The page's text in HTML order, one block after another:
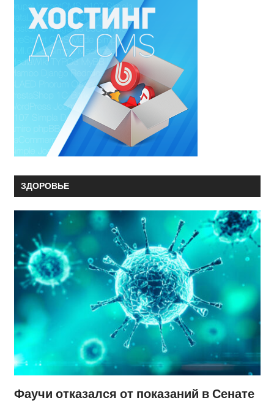
ЗДОРОВЬЕ
Фаучи отказался от показаний в Сенате